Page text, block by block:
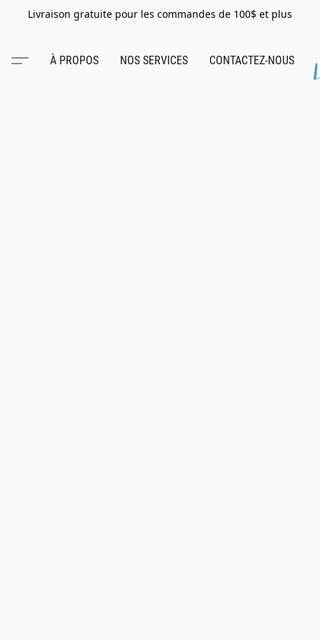
Livraison gratuite pour les commandes de 100$ et plus
À PROPOS NOS SERVICES CONTACTEZ-NOUS